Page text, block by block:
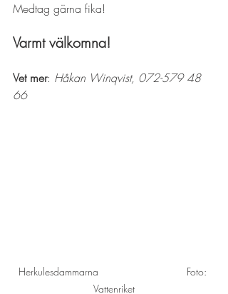
Medtag gärna fika!
Varmt välkomna!
Vet mer: Håkan Winqvist, 072-579 48
66
Herkulesdammarna                               Foto:
Vattenriket